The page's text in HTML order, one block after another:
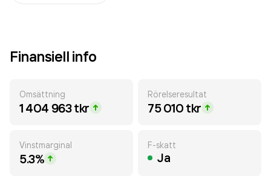
Finansiell info
Omsättning
1 404 963 tkr
Rörelseresultat
75 010 tkr
Vinstmarginal
5.3%
F-skatt
Ja